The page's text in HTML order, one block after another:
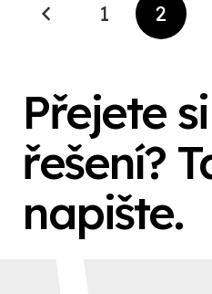
1 2
Přejete
řešení?
napište.